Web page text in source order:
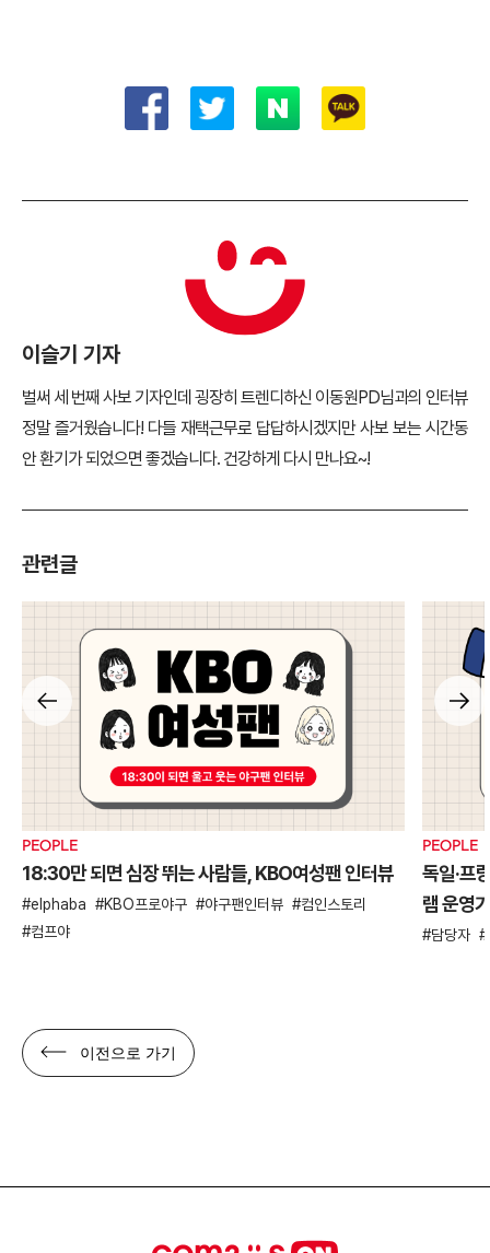
이슬기 기자
벌써 세 번째 사보 기자인데 굉장히 트렌디하신 이동원PD님과의 인터뷰
정말 즐거웠습니다! 다들 재택근무로 답답하시겠지만 사보 보는 시간동
안 환기가 되었으면 좋겠습니다. 건강하게 다시 만나요~!
관련글
PEOPLE
18:30만 되면 심장 뛰는 사람들, KBO여성팬 인터뷰
elphaba KBO프로야구 야구팬인터뷰
컴인스토리
컴프야
PEOPLE
독일·프
램 운영기
담당자
이전으로 가기